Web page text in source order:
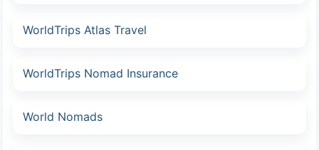
WorldTrips Atlas Travel
WorldTrips Nomad Insurance
World Nomads